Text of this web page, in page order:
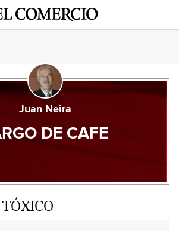
Juan Neira
DE CAFE